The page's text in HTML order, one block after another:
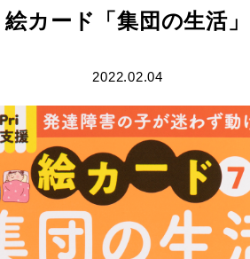
絵カード「集団の生活」
2022.02.04